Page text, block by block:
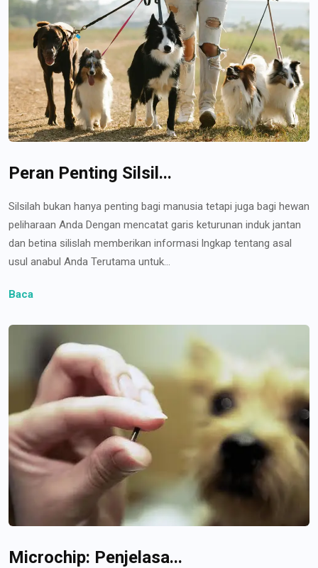
Peran Penting Silsil...
Silsilah bukan hanya penting bagi manusia tetapi juga bagi hewan
peliharaan Anda Dengan mencatat garis keturunan induk jantan
dan betina silislah memberikan informasi lngkap tentang asal
usul anabul Anda Terutama untuk...
Baca
Microchip: Penjelasa...